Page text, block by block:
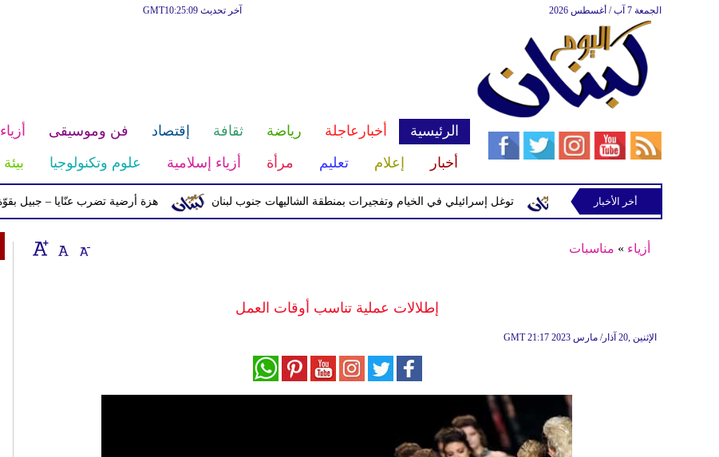
آخر تحديث GMT10:25:09 الجمعة 7 آب / أغسطس 2026
الرئيسية أخبارعاجلة رياضة ثقافة إقتصاد فن وموسيقى أزياء
أخبار
إعلام تعليم مرأة أزياء إسلامية علوم وتكنولوجيا بيئة
هزة أرضية تضرب عنّايا – جبيل بقوّة 2.8 درجات على مقياس ريختر توغل إسرائيلي في الخيام وتفجيرات بمنطقة الشاليهات جنوب لبنان إسرائيلية في رب ثلاثين
أخر الأخبار
أزياء » مناسبات
إطلالات عملية تناسب أوقات العمل
GMT 21:17 2023 الإثنين ,20 آذار/ مارس